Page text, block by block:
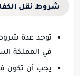
شروط نقل
توجد عدة
في المملكة
يجب أن تكون